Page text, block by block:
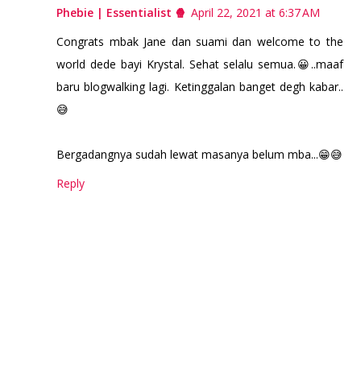
Phebie | Essentialist 🍿 April 22, 2021 at 6:37 AM
Congrats mbak Jane dan suami dan welcome to the
world dede bayi Krystal. Sehat selalu semua.😀..maaf
baru blogwalking lagi. Ketinggalan banget degh kabar..
😅
Bergadangnya sudah lewat masanya belum mba...😁😅
Reply